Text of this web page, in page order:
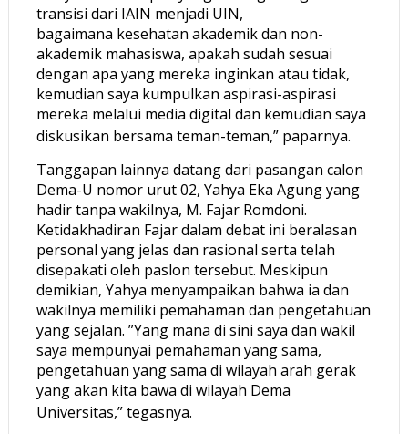
transisi dari IAIN menjadi UIN,
bagaimana kesehatan akademik dan non-
akademik mahasiswa, apakah sudah sesuai
dengan apa yang mereka inginkan atau tidak,
kemudian saya kumpulkan aspirasi-aspirasi
mereka melalui media digital dan kemudian saya
diskusikan bersama teman-teman,” paparnya.
Tanggapan lainnya datang dari pasangan calon
Dema-U nomor urut 02, Yahya Eka Agung yang
hadir tanpa wakilnya, M. Fajar Romdoni.
Ketidakhadiran Fajar dalam debat ini beralasan
personal yang jelas dan rasional serta telah
disepakati oleh paslon tersebut. Meskipun
demikian, Yahya menyampaikan bahwa ia dan
wakilnya memiliki pemahaman dan pengetahuan
yang sejalan. ”Yang mana di sini saya dan wakil
saya mempunyai pemahaman yang sama,
pengetahuan yang sama di wilayah arah gerak
yang akan kita bawa di wilayah Dema
Universitas,” tegasnya.